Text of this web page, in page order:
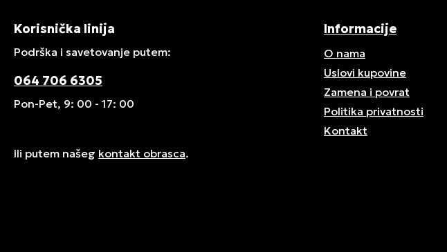
Korisnička linija
Podrška i savetovanje putem:
064 706 6305
Pon-Pet, 9: 00 - 17: 00
Ili putem našeg kontakt obrasca.
Informacije
O nama
Uslovi kupovine
Zamena i povrat
Politika privatnosti
Kontakt